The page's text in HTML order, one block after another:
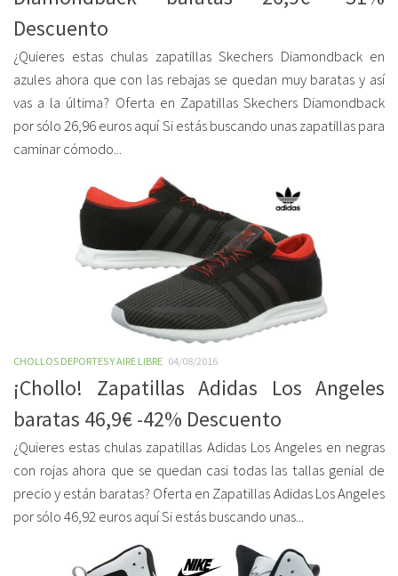
Descuento
¿Quieres estas chulas zapatillas Skechers Diamondback en
azules ahora que con las rebajas se quedan muy baratas y así
vas a la última? Oferta en Zapatillas Skechers Diamondback
por sólo 26,96 euros aquí Si estás buscando unas zapatillas para
caminar cómodo...
CHOLLOS DEPORTES Y AIRE LIBRE 04/08/2016
¡Chollo! Zapatillas Adidas Los Angeles
baratas 46,9€ -42% Descuento
¿Quieres estas chulas zapatillas Adidas Los Angeles en negras
con rojas ahora que se quedan casi todas las tallas genial de
precio y están baratas? Oferta en Zapatillas Adidas Los Angeles
por sólo 46,92 euros aquí Si estás buscando unas...